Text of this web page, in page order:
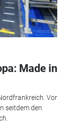
Made in
Vor
seitdem den